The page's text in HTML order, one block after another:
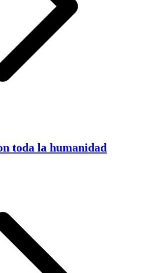
toda la humanidad